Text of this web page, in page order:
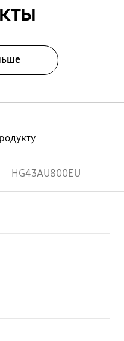
HG43AU800EU